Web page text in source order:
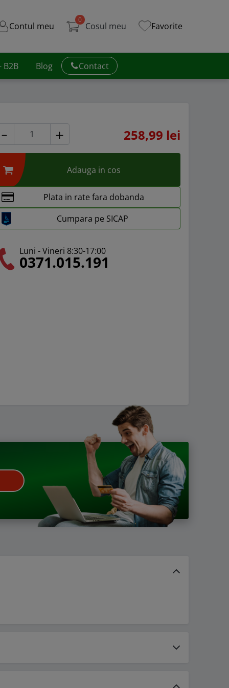
Contul meu
0
Cosul meu Favorite
B2B Blog Contact
258,99 lei
Adauga in cos
Plata in rate fara dobanda
Cumpara pe SICAP
Luni - Vineri 8:30-17:00
0371.015.191